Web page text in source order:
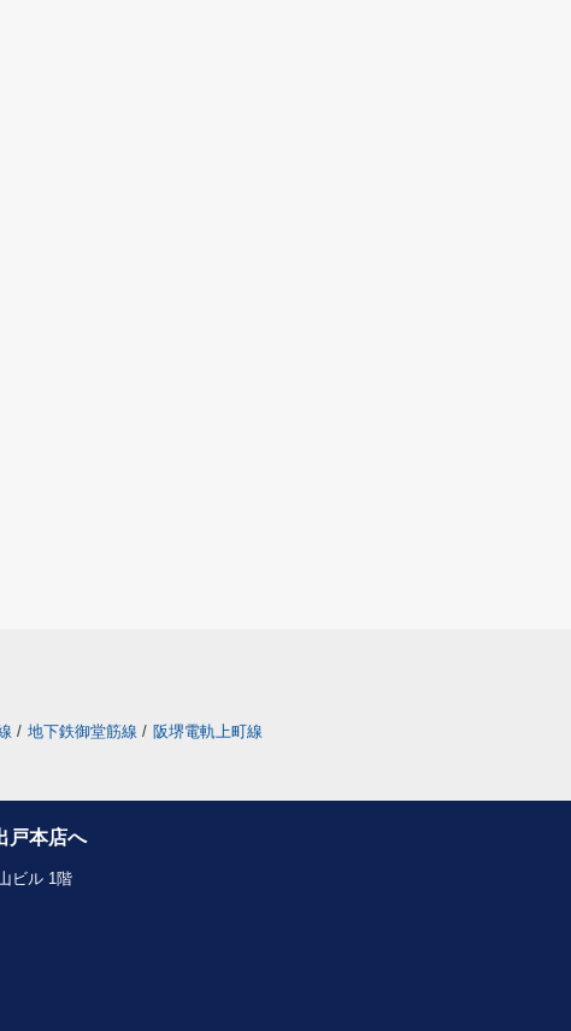
/ 地下鉄御堂筋線 / 阪堺電軌上町線
戸本店へ
ビル 1階